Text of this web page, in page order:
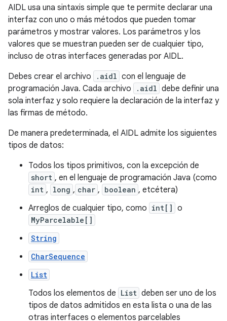
AIDL usa una sintaxis simple que te permite declarar una
interfaz con uno o más métodos que pueden tomar
parámetros y mostrar valores. Los parámetros y los
valores que se muestran pueden ser de cualquier tipo,
incluso de otras interfaces generadas por AIDL.
Debes crear el archivo
.aidl con el lenguaje de
programación Java. Cada archivo
.aidl debe definir una
sola interfaz y solo requiere la declaración de la interfaz y
las firmas de método.
De manera predeterminada, el AIDL admite los siguientes
tipos de datos:
Todos los tipos primitivos, con la excepción de
short , en el lenguaje de programación Java (como
int , long , char , boolean , etcétera)
Arreglos de cualquier tipo, como int[] o
MyParcelable[]
String
CharSequence
List
Todos los elementos de List deben ser uno de los
tipos de datos admitidos en esta lista o una de las
otras interfaces o elementos parcelables